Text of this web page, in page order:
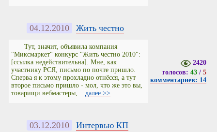
04.12.2010 Жить честно
Тут, значит, объявила компания
"Миксмаркет" конкурс "Жить честно 2010":
[ссылка недействительна]. Мне, как
участнику РСЯ, письмо по почте пришло.
Сперва я к этому прохладно отнёсся, а тут
второе письмо пришло - мол, что же это вы,
товарищи вебмастеры,.. далее >>
2420
голосов: 43/ 5
комментариев: 14
03.12.2010 Интервью КП